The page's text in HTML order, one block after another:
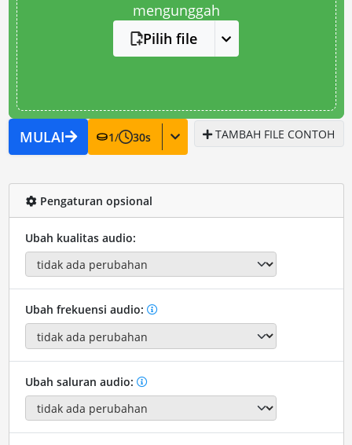
mengunggah
Pilih file
MULAI 1/ 30s TAMBAH FILE CONTOH
Pengaturan opsional
Ubah kualitas audio:
Ubah frekuensi audio:
Ubah saluran audio: